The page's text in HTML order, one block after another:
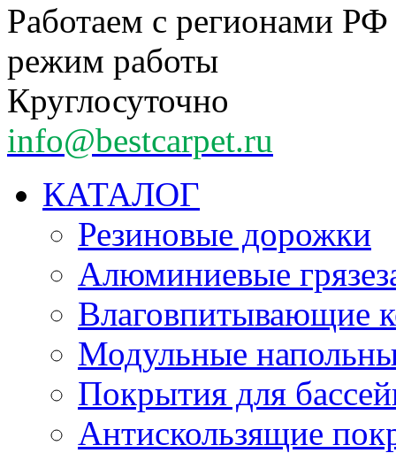
Работаем с регионами РФ
режим работы
Круглосуточно
info@bestcarpet.ru
КАТАЛОГ
Резиновые дорожки
Алюминиевые
Влаговпитывающие
Модульные
Покрытия для
Антискользящие